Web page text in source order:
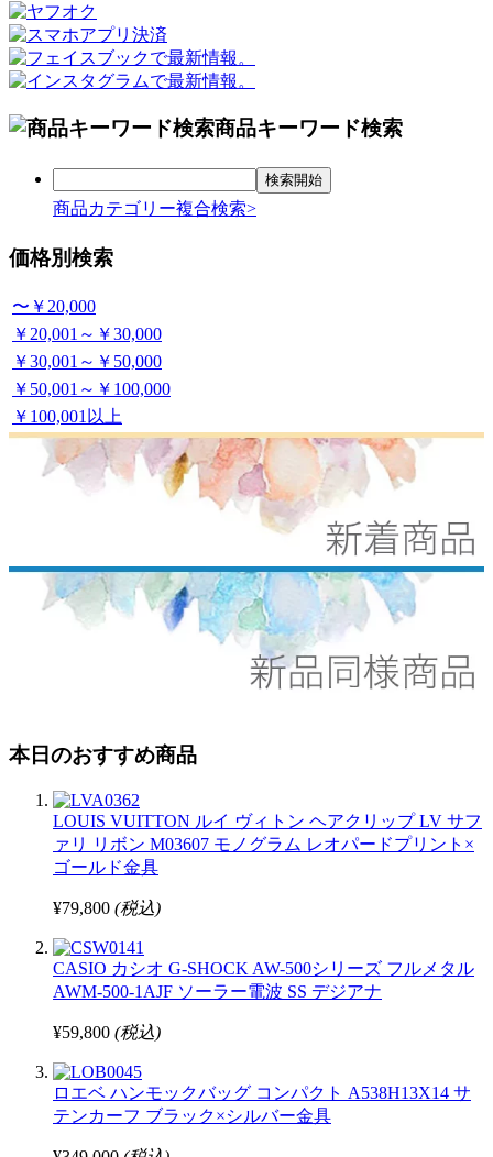
商品キーワード検索
商品カテゴリー複合検索>
価格別検索
〜￥20,000
￥20,001～￥30,000
￥30,001～￥50,000
￥50,001～￥100,000
￥100,001以上
本日のおすすめ商品
LOUIS VUITTON ルイ ヴィトン ヘアクリップ LV サフ
ァリ リボン M03607 モノグラム レオパードプリント×
ゴールド金具
¥79,800 (税込)
CASIO カシオ G-SHOCK AW-500シリーズ フルメタル
AWM-500-1AJF ソーラー電波 SS デジアナ
¥59,800 (税込)
ロエベ ハンモックバッグ コンパクト A538H13X14 サ
テンカーフ ブラック×シルバー金具